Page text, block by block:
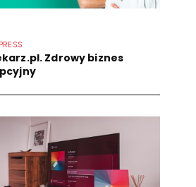
Zdrowy biznes